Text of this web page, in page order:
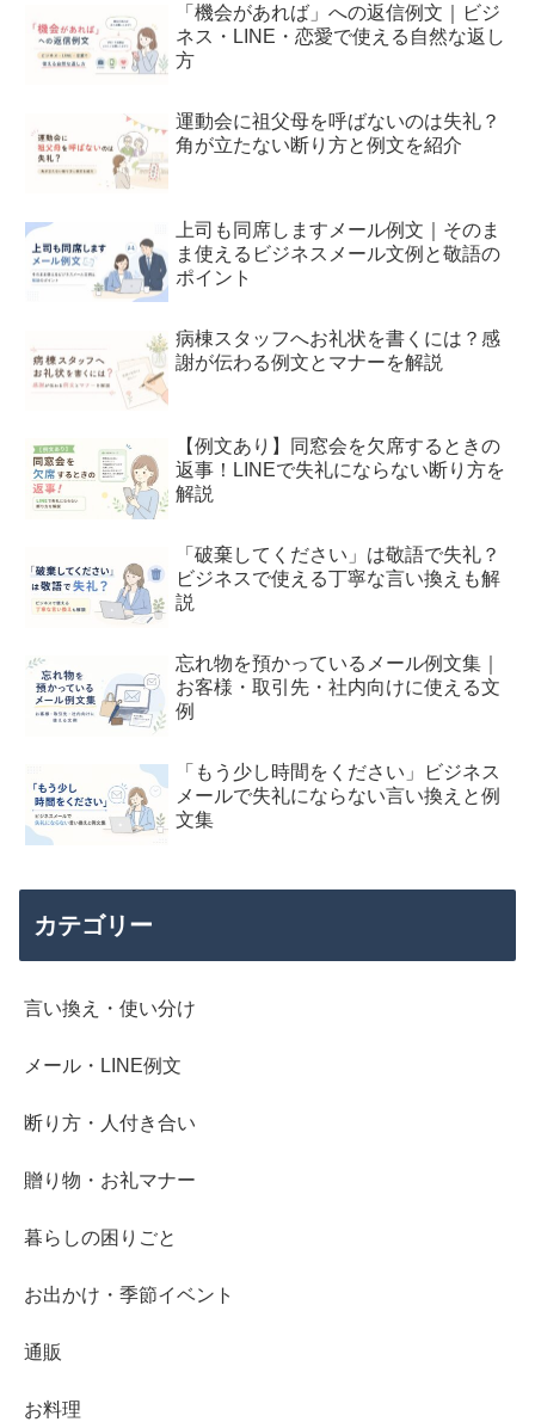
「機会があれば」への返信例文｜ビジ
ネス・LINE・恋愛で使える自然な返し
方
運動会に祖父母を呼ばないのは失礼？
角が立たない断り方と例文を紹介
上司も同席しますメール例文｜そのま
ま使えるビジネスメール文例と敬語の
ポイント
病棟スタッフへお礼状を書くには？感
謝が伝わる例文とマナーを解説
【例文あり】同窓会を欠席するときの
返事！LINEで失礼にならない断り方を
解説
「破棄してください」は敬語で失礼？
ビジネスで使える丁寧な言い換えも解
説
忘れ物を預かっているメール例文集｜
お客様・取引先・社内向けに使える文
例
「もう少し時間をください」ビジネス
メールで失礼にならない言い換えと例
文集
カテゴリー
言い換え・使い分け
メール・LINE例文
断り方・人付き合い
贈り物・お礼マナー
暮らしの困りごと
お出かけ・季節イベント
通販
お料理